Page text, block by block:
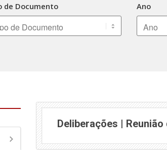
de Documento Ano
Deliberações |